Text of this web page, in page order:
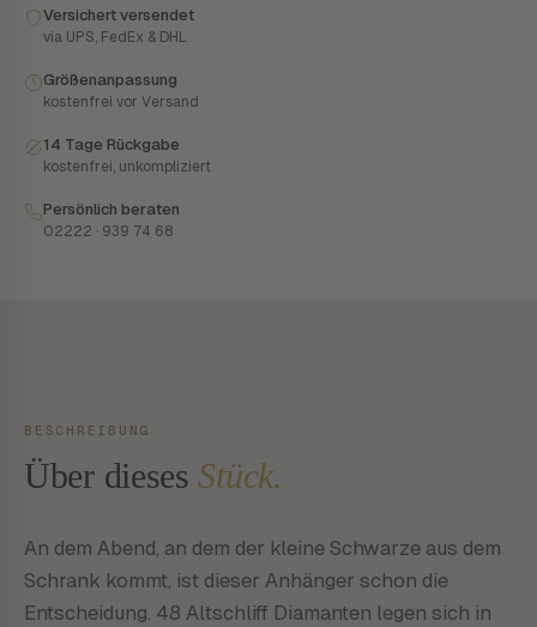
Versichert versendet
via UPS, FedEx & DHL
Größenanpassung
kostenfrei vor Versand
14 Tage Rückgabe
kostenfrei, unkompliziert
Persönlich beraten
02222 · 939 74 68
BESCHREIBUNG
Über dieses Stück.
An dem Abend, an dem der kleine Schwarze aus dem
Schrank kommt, ist dieser Anhänger schon die
Entscheidung. 48 Altschliff Diamanten legen sich in